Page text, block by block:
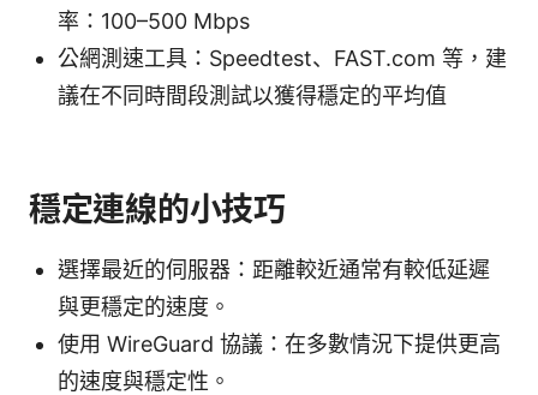
率：100–500 Mbps
公網測速工具：Speedtest、FAST.com 等，建
議在不同時間段測試以獲得穩定的平均值
穩定連線的小技巧
選擇最近的伺服器：距離較近通常有較低延遲
與更穩定的速度。
使用 WireGuard 協議：在多數情況下提供更高
的速度與穩定性。